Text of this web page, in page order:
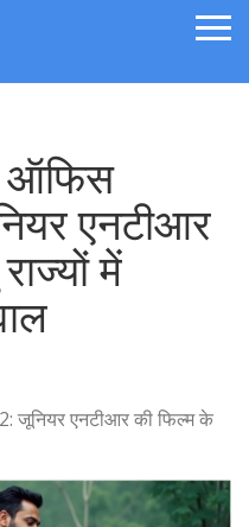
ऑफिस
एनटीआर
में
जूनियर एनटीआर की फिल्म के